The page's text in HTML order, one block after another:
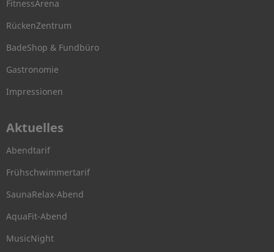
FitnessArena
RückenZentrum
BadeShop & Fundbüro
Gastronomie
Impressionen
Aktuelles
Abendtarif
Frühschwimmertarif
SaunaRelax-Abend
AquaFit-Abend
MusicNight